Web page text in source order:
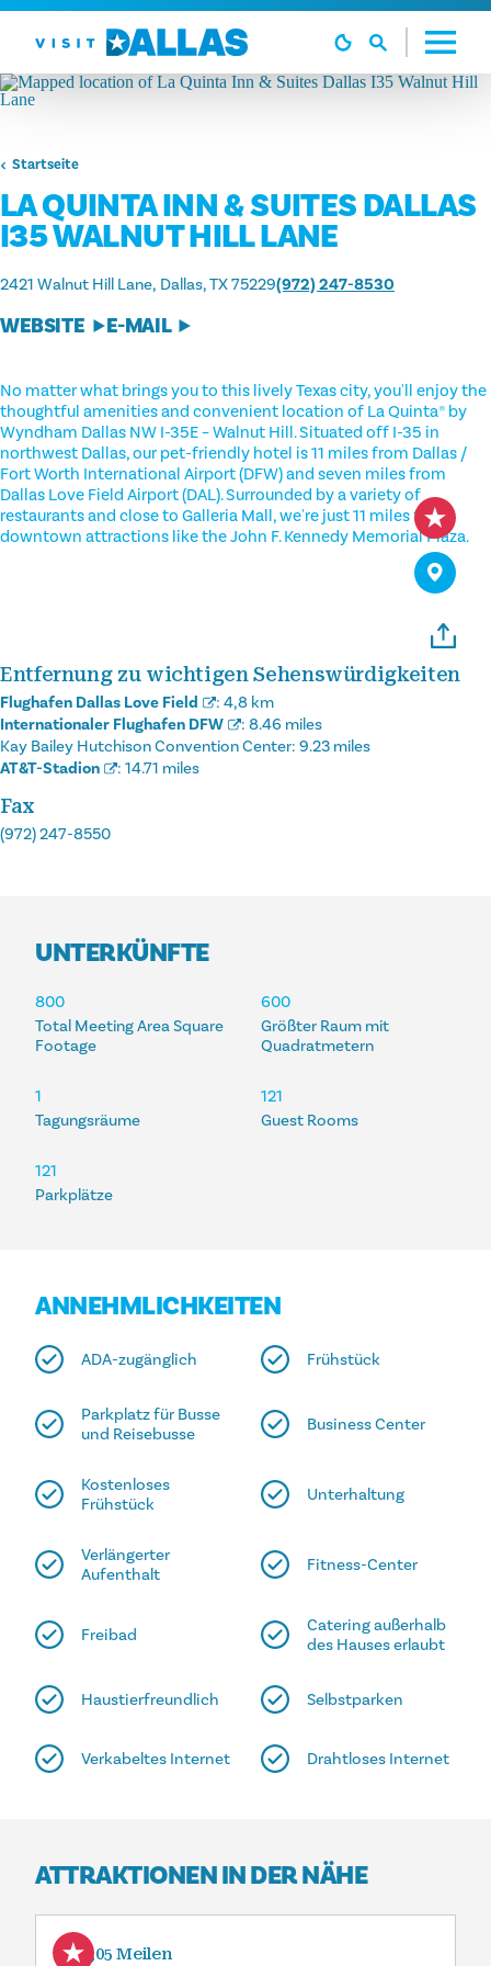
Zum Inhalt springen
Startseite
LA QUINTA INN & SUITES DALLAS
I35 WALNUT HILL LANE
2421 Walnut Hill Lane Dallas, TX 75229(972) 247-8530
WEBSITE E-MAIL
No matter what brings you to this lively Texas city, you'll enjoy the
thoughtful amenities and convenient location of La Quinta® by
Wyndham Dallas NW I-35E – Walnut Hill. Situated off I-35 in
northwest Dallas, our pet-friendly hotel is 11 miles from Dallas /
Fort Worth International Airport (DFW) and seven miles from
Dallas Love Field Airport (DAL). Surrounded by a variety of
restaurants and close to Galleria Mall, we're just 11 miles from
downtown attractions like the John F. Kennedy Memorial Plaza.
Entfernung zu wichtigen Sehenswürdigkeiten
Flughafen Dallas Love Field : 4,8 km
Internationaler Flughafen DFW
: 8.46 miles
Kay Bailey Hutchison Convention Center: 9.23 miles
AT&T-Stadion
: 14.71 miles
Fax
(972) 247-8550
UNTERKÜNFTE
UNTERKÜNFTE
Total Meeting Area Square
Footage
800
Größter Raum mit
Quadratmetern
600
Tagungsräume
1
Guest Rooms
121
Parkplätze
121
ANNEHMLICHKEITEN
ADA-zugänglich Frühstück
Parkplatz für Busse
und Reisebusse
Business Center
Kostenloses
Frühstück
Unterhaltung
Verlängerter
Aufenthalt
Fitness-Center
Freibad
Catering außerhalb
des Hauses erlaubt
Haustierfreundlich Selbstparken
Verkabeltes Internet Drahtloses Internet
ATTRAKTIONEN IN DER NÄHE
0,05 Meilen